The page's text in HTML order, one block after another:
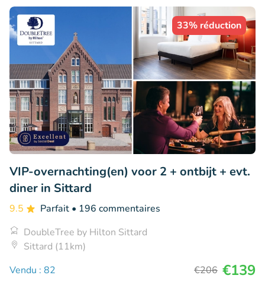
33% réduction
VIP-overnachting(en) voor 2 + ontbijt + evt.
diner in Sittard
9.5 Parfait • 196 commentaires
DoubleTree by Hilton Sittard
Sittard (11km)
Vendu : 82
€206 €139